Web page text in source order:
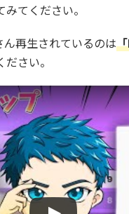
てください。
再生されているのは
さい。